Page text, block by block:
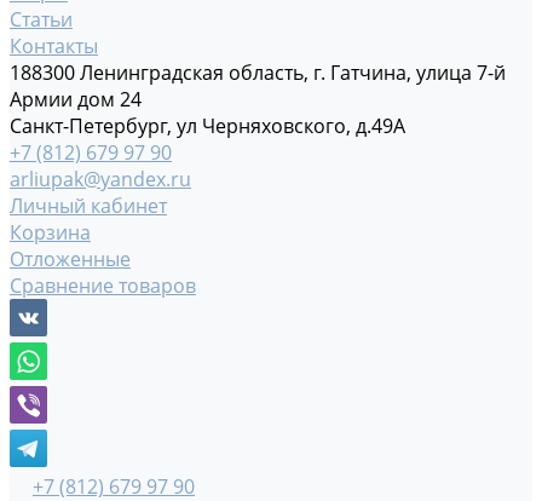
Статьи
Контакты
188300 Ленинградская область, г. Гатчина, улица 7-й
Армии дом 24
Санкт-Петербург, ул Черняховского, д.49А
+7 (812) 679 97 90
arliupak@yandex.ru
Личный кабинет
Корзина
Отложенные
Сравнение товаров
+7 (812) 679 97 90